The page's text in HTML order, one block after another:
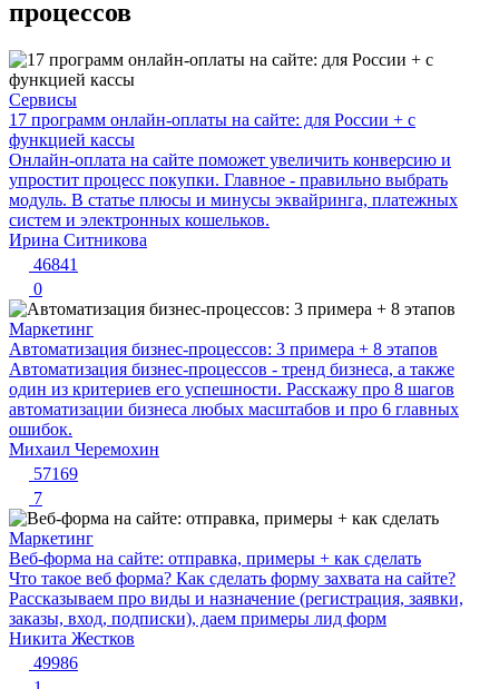
процессов
Сервисы
17 программ онлайн-оплаты на сайте: для России + с
функцией кассы
Онлайн-оплата на сайте поможет увеличить конверсию и
упростит процесс покупки. Главное - правильно выбрать
модуль. В статье плюсы и минусы эквайринга, платежных
систем и электронных кошельков.
Ирина Ситникова
46841
0
Маркетинг
Автоматизация бизнес-процессов: 3 примера + 8 этапов
Автоматизация бизнес-процессов - тренд бизнеса, а также
один из критериев его успешности. Расскажу про 8 шагов
автоматизации бизнеса любых масштабов и про 6 главных
ошибок.
Михаил Черемохин
57169
7
Маркетинг
Веб-форма на сайте: отправка, примеры + как сделать
Что такое веб форма? Как сделать форму захвата на сайте?
Рассказываем про виды и назначение (регистрация, заявки,
заказы, вход, подписки), даем примеры лид форм
Никита Жестков
49986